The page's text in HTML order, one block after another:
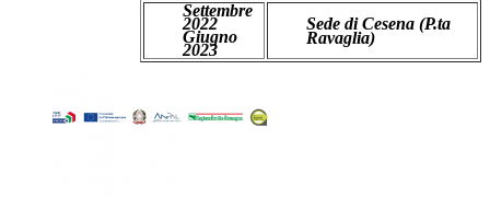
Settembre
2022
Giugno
2023
Sede di Cesena (P.ta
Ravaglia)